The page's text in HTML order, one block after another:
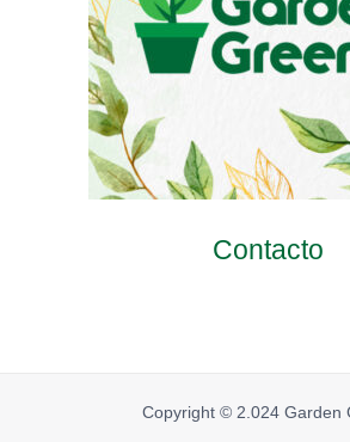
Contacto
Copyright © 2.024 Garden